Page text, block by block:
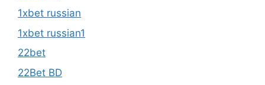
1xbet russian
1xbet russian1
22bet
22Bet BD